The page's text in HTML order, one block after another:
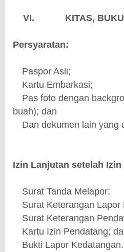
VI. KITAS,
Persyaratan:
Paspor Asli;
Kartu Embarkasi;
Pas foto dengan
buah); dan
Dan dokumen lain yang
Izin Lanjutan setelah Izin
Surat Tanda Melapor;
Surat Keterangan Lapor
Surat Keterangan
Kartu Izin Pendatang;
Bukti Lapor Kedatangan.